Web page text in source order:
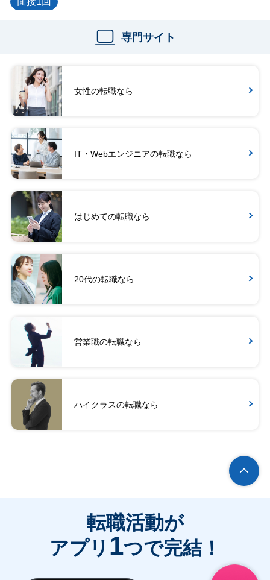
専門サイト
女性の転職なら
IT・Webエンジニアの転職なら
はじめての転職なら
20代の転職なら
営業職の転職なら
ハイクラスの転職なら
転職活動が
アプリ 1つで完結！